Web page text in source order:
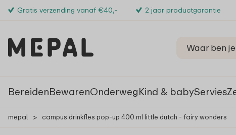
Gratis verzending vanaf €40,- 2 jaar productgarantie
BereidenBewarenOnderwegKind & babyServies
mepal > campus drinkfles pop-up 400 ml little dutch - fairy wonders